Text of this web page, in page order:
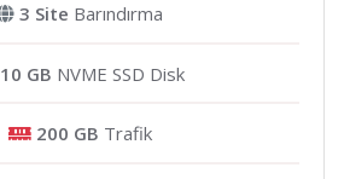
3 Site Barındırma
10 GB NVME SSD Disk
200 GB Trafik